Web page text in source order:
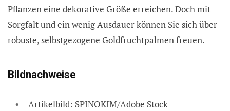
Pflanzen eine dekorative Größe erreichen. Doch mit
Sorgfalt und ein wenig Ausdauer können Sie sich über
robuste, selbstgezogene Goldfruchtpalmen freuen.
Bildnachweise
Artikelbild: SPINOKIM/Adobe Stock